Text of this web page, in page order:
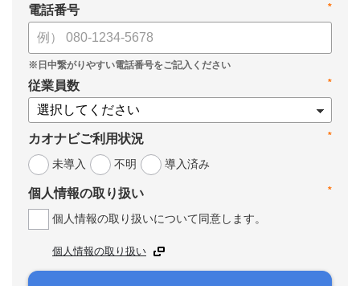
*
電話番号
*
従業員数
*
カオナビご利用状況
未導入
不明 導入済み
*
個人情報の取り扱い
個人情報の取り扱いについて同意します。
個人情報の取り扱い